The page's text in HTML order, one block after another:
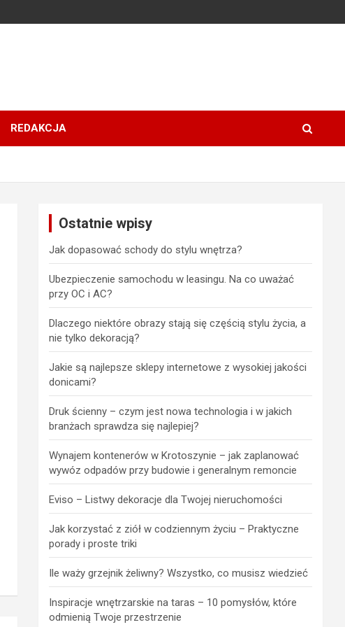
REDAKCJA
Ostatnie wpisy
Jak dopasować schody do stylu wnętrza?
Ubezpieczenie samochodu w leasingu. Na co uważać
przy OC i AC?
Dlaczego niektóre obrazy stają się częścią stylu życia, a
nie tylko dekoracją?
Jakie są najlepsze sklepy internetowe z wysokiej jakości
donicami?
Druk ścienny – czym jest nowa technologia i w jakich
branżach sprawdza się najlepiej?
Wynajem kontenerów w Krotoszynie – jak zaplanować
wywóz odpadów przy budowie i generalnym remoncie
Eviso – Listwy dekoracje dla Twojej nieruchomości
Jak korzystać z ziół w codziennym życiu – Praktyczne
porady i proste triki
Ile waży grzejnik żeliwny? Wszystko, co musisz wiedzieć
Inspiracje wnętrzarskie na taras – 10 pomysłów, które
odmienią Twoje przestrzenie